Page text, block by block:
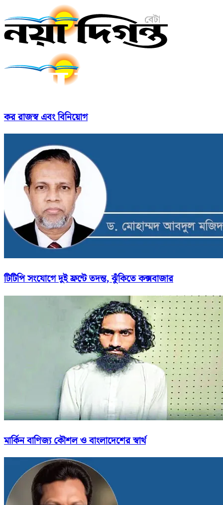
কর রাজস্ব এবং বিনিয়োগ
টিটিপি সংযোগে দুই ফ্রন্টে তদন্ত, ঝুঁকিতে কক্সবাজার
মার্কিন বাণিজ্য কৌশল ও বাংলাদেশের স্বার্থ